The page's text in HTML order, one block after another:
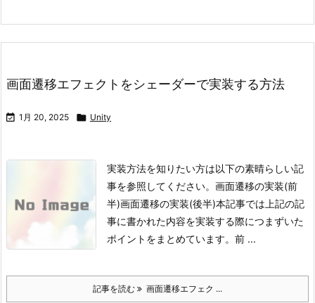
画面遷移エフェクトをシェーダーで実装する方法
 1月 20, 2025  Unity
実装方法を知りたい方は以下の素晴らしい記
事を参照してください。 画面遷移の実装(前
半)画面遷移の実装(後半)本記事では上記の記
事に書かれた内容を実装する際につまずいた
ポイントをまとめています。 前 ...
記事を読む 画面遷移エフェク ...